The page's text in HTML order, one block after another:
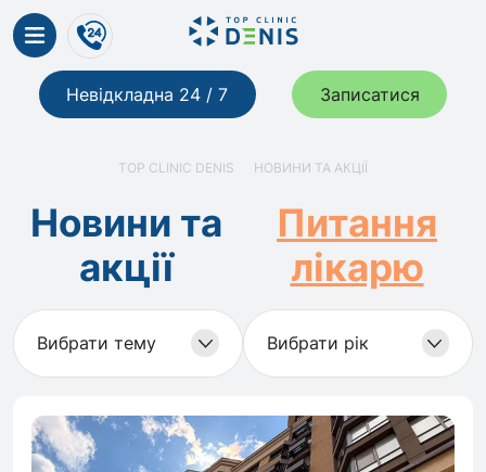
Невідкладна 24 / 7 Записатися
TOP CLINIC DENIS НОВИНИ ТА АКЦІЇ
Новини та
акції
Питання
лікарю
Вибрати тему Вибрати рік